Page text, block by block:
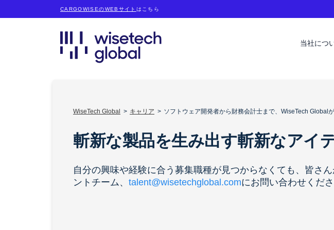
CARGOWISEのWEBサイト はこちら
当社につ
WiseTech Global キャリア ソフトウェア開発者から財務会計士まで、WiseTech Global
斬新な製品を生み出す斬新なアイ
自分の興味や経験に合う募集職種が見つからなくても、皆さ
ントチーム、 talent@wisetechglobal.comにお問い合わせくださ